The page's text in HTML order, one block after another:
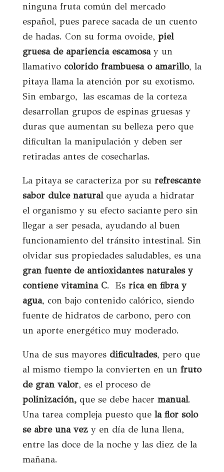
ninguna fruta común del mercado
español, pues parece sacada de un cuento
de hadas. Con su forma ovoide, piel
gruesa de apariencia escamosay un
llamativo colorido frambuesa o amarillo, la
pitaya llama la atención por su exotismo.
Sin embargo, las escamas de la corteza
desarrollan grupos de espinas gruesas y
duras que aumentan su belleza pero que
dificultan la manipulación y deben ser
retiradas antes de cosecharlas.
La pitaya se caracteriza por su refrescante
sabor dulce naturalque ayuda a hidratar
el organismo y su efecto saciante pero sin
llegar a ser pesada, ayudando al buen
funcionamiento del tránsito intestinal. Sin
olvidar sus propiedades saludables, es una
gran fuente de antioxidantes naturales y
contiene vitamina C. Es rica en fibra y
agua, con bajo contenido calórico, siendo
fuente de hidratos de carbono, pero con
un aporte energético muy moderado.
Una de sus mayoresdificultades, pero que
al mismo tiempo la convierten en un fruto
de gran valor, es el proceso de
polinización,que se debe hacer manual.
Una tarea compleja puesto que la flor solo
se abre una vezy en día de luna llena,
entre las doce de la noche y las diez de la
mañana.